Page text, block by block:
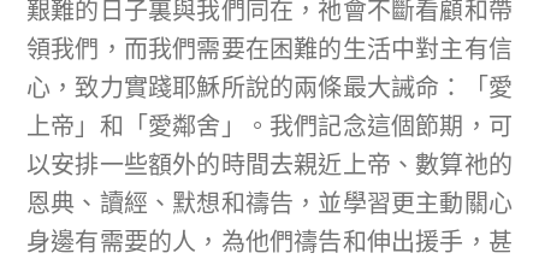
艱難的日子裏與我們同在，祂會不斷看顧和帶
領我們，而我們需要在困難的生活中對主有信
心，致力實踐耶穌所說的兩條最大誡命：「愛
上帝」和「愛鄰舍」。我們記念這個節期，可
以安排一些額外的時間去親近上帝、數算祂的
恩典、讀經、默想和禱告，並學習更主動關心
身邊有需要的人，為他們禱告和伸出援手，甚